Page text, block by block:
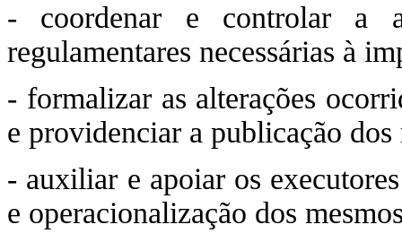
- coordenar e controlar a
regulamentares necessárias à
- formalizar as alterações
e providenciar a publicação
- auxiliar e apoiar os
e operacionalização dos